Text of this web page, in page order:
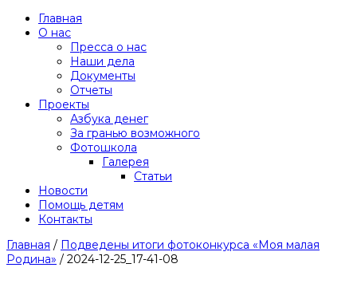
Главная
О нас
Пресса о нас
Наши дела
Документы
Отчеты
Проекты
Азбука денег
За гранью возможного
Фотошкола
Галерея
Статьи
Новости
Помощь детям
Контакты
Главная / Подведены итоги фотоконкурса «Моя малая
Родина» / 2024-12-25_17-41-08